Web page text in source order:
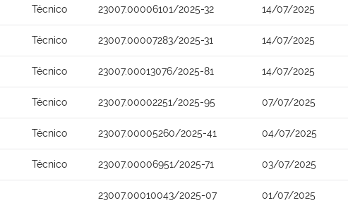
Técnico 23007.00006101/2025-32 14/07/2025
Técnico 23007.00007283/2025-31 14/07/2025
Técnico 23007.00013076/2025-81 14/07/2025
Técnico 23007.00002251/2025-95 07/07/2025
Técnico 23007.00005260/2025-41 04/07/2025
Técnico 23007.00006951/2025-71 03/07/2025
23007.00010043/2025-07 01/07/2025